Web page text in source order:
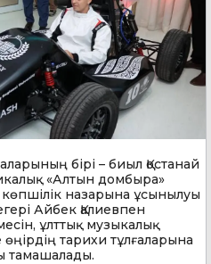
бірі – биыл Қостанай
«Алтын домбыра»
назарына ұсынылуы
Айбек Қалиевпен
ұлттық музыкалық
тарихи тұлғаларына
тамашалады.